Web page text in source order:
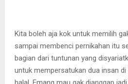
Kita boleh aja kok untuk memilih
sampai membenci pernikahan itu
bagian dari tuntunan yang
untuk mempersatukan dua insan